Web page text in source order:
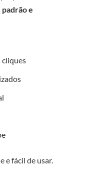
e
cliques
e fácil de usar.